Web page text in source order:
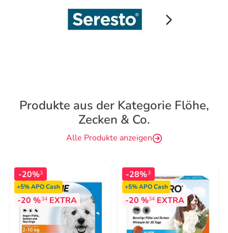
Produkte aus der Kategorie Flöhe,
Zecken & Co.
Alle Produkte anzeigen
-20%3
+5%APO Cash
-20 %34EXTRA
-28%3
+5%APO Cash
-20 %34 EXTRA